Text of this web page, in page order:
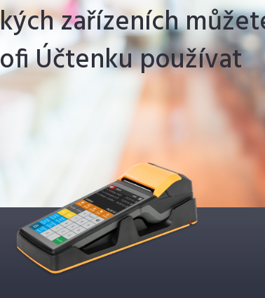
zařízeních
Účtenku používat